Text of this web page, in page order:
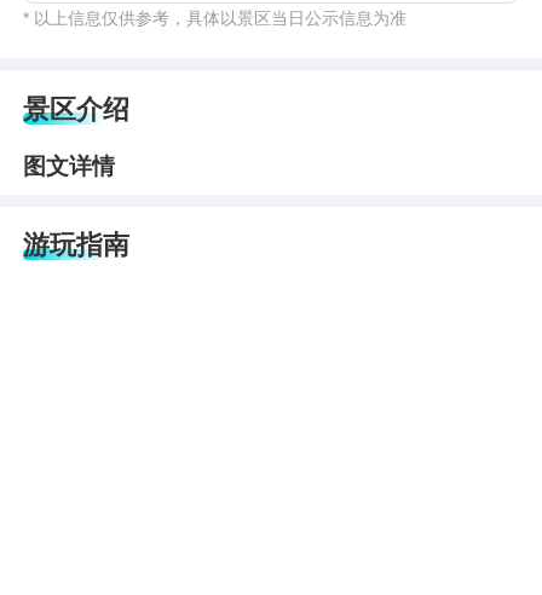
* 以上信息仅供参考，具体以景区当日公示信息为准
景区介绍
图文详情
游玩指南